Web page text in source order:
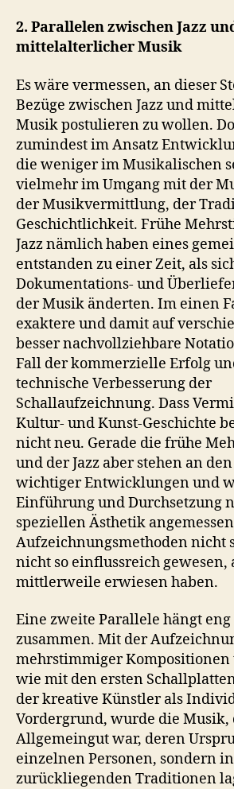
2. Parallelen zwischen Jazz
mittelalterlicher Musik
Es wäre vermessen, an dieser
Bezüge zwischen Jazz und
Musik postulieren zu wollen.
zumindest im Ansatz
die weniger im Musikalischen
vielmehr im Umgang mit der
der Musikvermittlung, der
Geschichtlichkeit. Frühe
Jazz nämlich haben eines
entstanden zu einer Zeit, als
Dokumentations- und
der Musik änderten. Im einen
exaktere und damit auf
besser nachvollziehbare
Fall der kommerzielle Erfolg
technische Verbesserung der
Schallaufzeichnung. Dass
Kultur- und Kunst-Geschichte
nicht neu. Gerade die frühe
und der Jazz aber stehen an
wichtiger Entwicklungen und
Einführung und Durchsetzung
speziellen Ästhetik
Aufzeichnungsmethoden nicht
nicht so einflussreich gewesen,
mittlerweile erwiesen haben.
Eine zweite Parallele hängt
zusammen. Mit der
mehrstimmiger Kompositionen
wie mit den ersten
der kreative Künstler als
Vordergrund, wurde die Musik,
Allgemeingut war, deren
einzelnen Personen, sondern
zurückliegenden Traditionen